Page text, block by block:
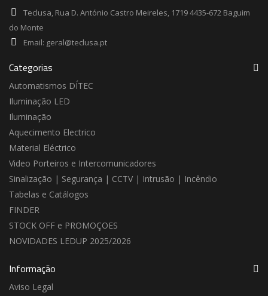
Teclusa, Rua D. António Castro Meireles, 1719 4435-672 Baguim
do Monte
Email: geral@teclusa.pt
Categorias
Automatismos DÍTEC
Iluminação LED
Iluminação
Aquecimento Electrico
Material Eléctrico
Video Porteiros e Intercomunicadores
Sinalização | Segurança | CCTV | Intrusão | Incêndio
Tabelas e Catálogos
FINDER
STOCK OFF e PROMOÇOES
NOVIDADES LEDUP 2025/2026
Informação
Aviso Legal